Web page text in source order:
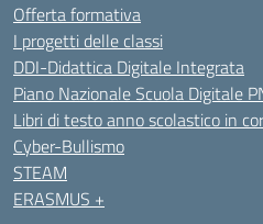
Offerta formativa
I progetti delle classi
DDI-Didattica Digitale Integrata
Piano Nazionale Scuola Digitale
Libri di testo anno scolastico in
Cyber-Bullismo
STEAM
ERASMUS +